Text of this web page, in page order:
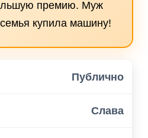
премию. Муж
купила машину!
Публично
Слава